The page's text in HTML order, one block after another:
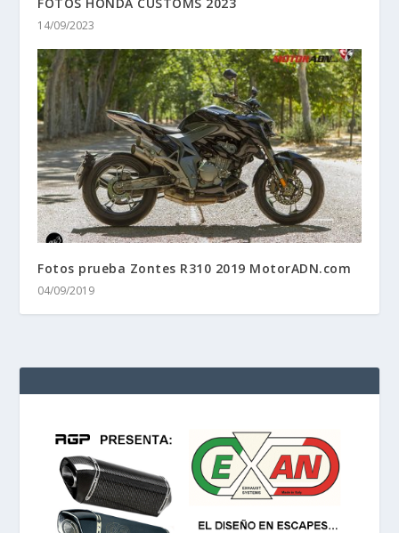
14/09/2023
Fotos prueba Zontes R310 2019 MotorADN.com
04/09/2019